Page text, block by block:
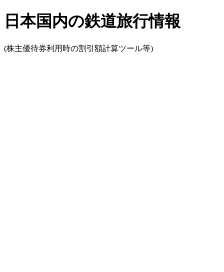
日本国内の鉄道旅行情報
(株主優待券利用時の割引額計算ツール等)